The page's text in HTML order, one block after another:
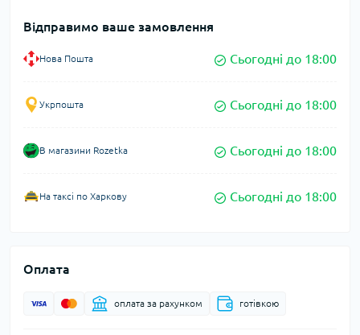
Відправимо ваше замовлення
Нова Пошта Сьогодні до 18:00
Укрпошта Сьогодні до 18:00
В магазини Rozetka Сьогодні до 18:00
На таксі по Харкову Сьогодні до 18:00
Оплата
оплата за рахунком готівкою